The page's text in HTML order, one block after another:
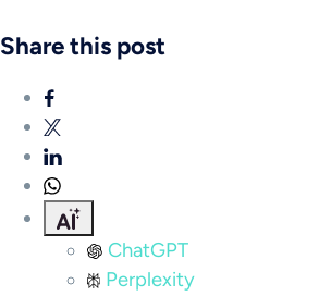
Share this post
ChatGPT
Perplexity